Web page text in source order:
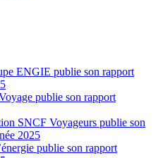
ENGIE publie son rapport
publie son rapport
SNCF Voyageurs publie son
2025
publie son rapport